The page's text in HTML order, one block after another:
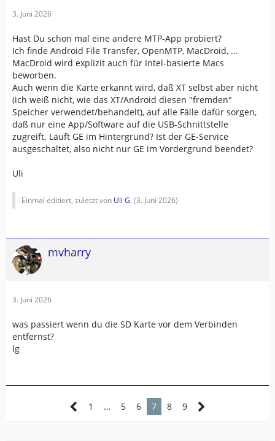
3. Juni 2026
Hast Du schon mal eine andere MTP-App probiert?
Ich finde Android File Transfer, OpenMTP, MacDroid, ...
MacDroid wird explizit auch für Intel-basierte Macs
beworben.
Auch wenn die Karte erkannt wird, daß XT selbst aber nicht
(ich weiß nicht, wie das XT/Android diesen "fremden"
Speicher verwendet/behandelt), auf alle Fälle dafür sorgen,
daß nur eine App/Software auf die USB-Schnittstelle
zugreift. Läuft GE im Hintergrund? Ist der GE-Service
ausgeschaltet, also nicht nur GE im Vordergrund beendet?
Uli
Einmal editiert, zuletzt von Uli G.(3. Juni 2026)
mvharry
3. Juni 2026
was passiert wenn du die SD Karte vor dem Verbinden
entfernst?
lg
1 … 5 6 7 8 9